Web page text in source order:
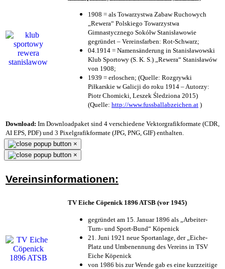
1908 = als Towarzystwa Zabaw Ruchowych
„Rewera“ Polskiego Towarzystwa
Gimnastycznego Sokółw Stanisławowie
gegründet – Vereinsfarben: Rot-Schwarz;
04.1914 = Namensänderung in Stanisławowski
Klub Sportowy (S. K. S.) „Rewera“ Stanisławów
von 1908;
1939 = erloschen; (Quelle: Rozgrywki
Piłkarskie w Galicji do roku 1914 – Autorzy:
Piotr Chomicki, Leszek Śledziona 2015)
(Quelle: http://www.fussballabzeichen.at )
Download: Im Downloadpaket sind 4 verschiedene Vektorgrafikformate (CDR,
AI EPS, PDF) und 3 Pixelgrafikformate (JPG, PNG, GIF) enthalten.
×
×
Vereinsinformationen:
TV Eiche Cöpenick 1896 ATSB (vor 1945)
gegründet am 15. Januar 1896 als „Arbeiter-
Turn- und Sport-Bund“ Köpenick
21. Juni 1921 neue Sportanlage, der „Eiche-
Platz und Umbenennung des Vereins in TSV
Eiche Köpenick
von 1986 bis zur Wende gab es eine kurzzeitige